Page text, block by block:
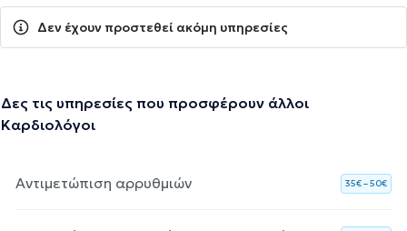
Δεν έχουν προστεθεί ακόμη υπηρεσίες
Δες τις υπηρεσίες που προσφέρουν άλλοι
Καρδιολόγοι
Αντιμετώπιση αρρυθμιών 35€ – 50€